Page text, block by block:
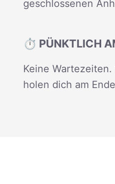
geschlossenen
⏱️ PÜNKTLICH
Keine
holen dich am